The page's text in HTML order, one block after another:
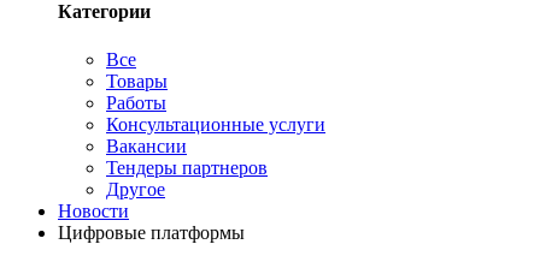
Категории
Все
Товары
Работы
Консультационные услуги
Вакансии
Тендеры партнеров
Другое
Новости
Цифровые платформы